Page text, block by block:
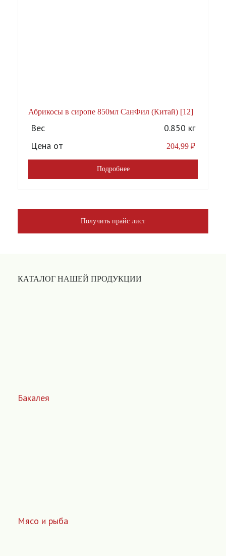
Абрикосы в сиропе 850мл СанФил (Китай) [12]
Вес
0.850 кг
Цена от
204,99 ₽
Подробнее
Получить прайс лист
КАТАЛОГ НАШЕЙ ПРОДУКЦИИ
Бакалея
Мясо и рыба